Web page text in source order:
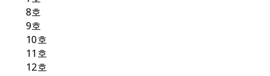
8호
9호
10호
11호
12호